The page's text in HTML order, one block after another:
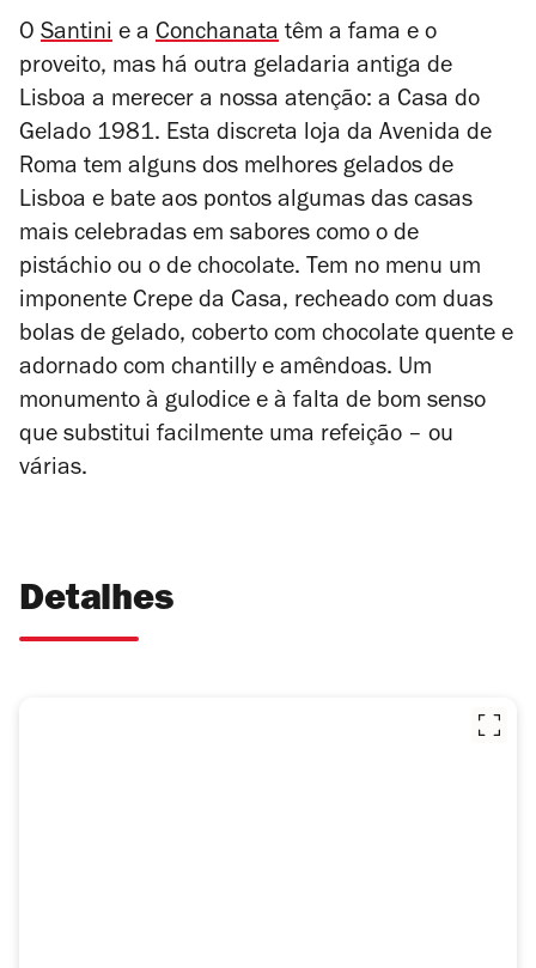
O Santini e a Conchanata têm a fama e o
proveito, mas há outra geladaria antiga de
Lisboa a merecer a nossa atenção: a Casa do
Gelado 1981. Esta discreta loja da Avenida de
Roma tem alguns dos melhores gelados de
Lisboa e bate aos pontos algumas das casas
mais celebradas em sabores como o de
pistáchio ou o de chocolate. Tem no menu um
imponente Crepe da Casa, recheado com duas
bolas de gelado, coberto com chocolate quente e
adornado com chantilly e amêndoas. Um
monumento à gulodice e à falta de bom senso
que substitui facilmente uma refeição – ou
várias.
Detalhes